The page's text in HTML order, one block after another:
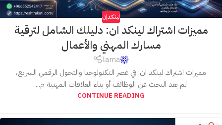
لينكدإن
مميزات اشتراك لينكد ان: دليلك الشامل لترقية
مسارك المهني والأعمال
lama
مميزات اشتراك لينكد ان: في عصر التكنولوجيا والتحول الرقمي السريع،
لم يعد البحث عن الوظائف أو بناء العلاقات المهنية م...
CONTINUE READING